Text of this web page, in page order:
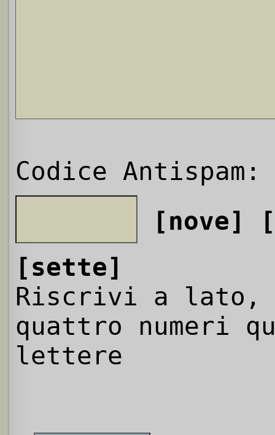
Codice Antispam:
[nove]
[sette]
Riscrivi a
quattro numeri
lettere